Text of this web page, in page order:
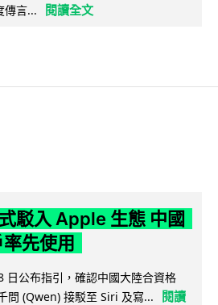
傳言...
閱讀全文
駁入 Apple 生態 中國
先使用
公布指引，確認中國大陸合資格
問 (Qwen) 接駁至 Siri 及寫...
閱讀